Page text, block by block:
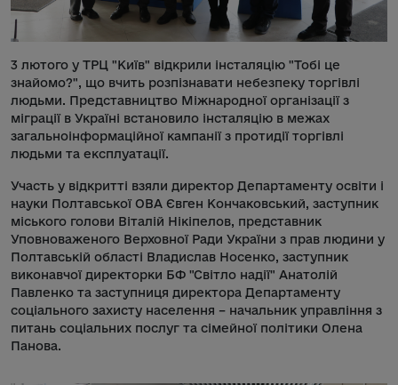
3 лютого у ТРЦ "Київ" відкрили інсталяцію "Тобі це
знайомо?", що вчить розпізнавати небезпеку торгівлі
людьми. Представництво Міжнародної організації з
міграції в Україні встановило інсталяцію в межах
загальноінформаційної кампанії з протидії торгівлі
людьми та експлуатації.
Участь у відкритті взяли директор Департаменту освіти і
науки Полтавської ОВА Євген Кончаковський, заступник
міського голови Віталій Нікіпелов, представник
Уповноваженого Верховної Ради України з прав людини у
Полтавській області Владислав Носенко, заступник
виконавчої директорки БФ "Світло надії" Анатолій
Павленко та заступниця директора Департаменту
соціального захисту населення – начальник управління з
питань соціальних послуг та сімейної політики Олена
Панова.